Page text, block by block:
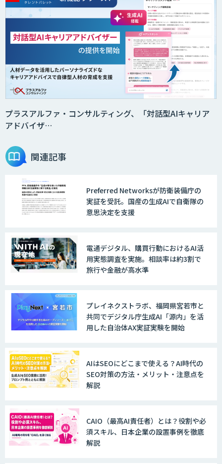
RAGデータ作成ツール
ニーズを理解する対話型AIエージェント
「AI’mON for 展示会」
Web接客を進化させる対話型AIエージェ
ント「AI’mON for WEB」
生成AI研修サービス「CCAL研修」
ートキャンプ」
AIガイドライン策定コンサルティング
AI駆動開発エキスパート 育成プログラム
DX推進のパートナーに「ジンベイ 生成
AI・DXコンサルティング」
プラスアルファ・コンサルティング、「対話型AIキャリア
アドバイザ…
関連記事
Preferred Networksが防衛装備庁の
実証を受託。国産の生成AIで自衛隊の
意思決定を支援
電通デジタル、購買行動におけるAI活
用実態調査を実施。相談率は約3割で
旅行や金融が高水準
プレイネクストラボ、福岡県宮若市と
共同でデジタル庁生成AI「源内」を活
用した自治体AX実証実験を開始
AIはSEOにどこまで使える？AI時代の
SEO対策の方法・メリット・注意点を
解説
CAIO（最高AI責任者）とは？役割や必
須スキル、日本企業の設置事例を徹底
解説